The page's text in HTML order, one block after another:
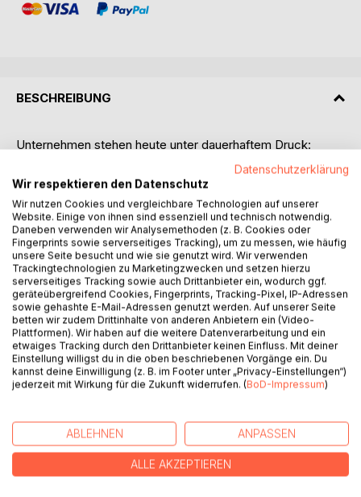
BESCHREIBUNG
Unternehmen stehen heute unter dauerhaftem Druck:
steigende Anforderungen, komplexe Entscheidungen und
eine Arbeitswelt, die sich permanent verändert.
Was in solchen Situationen den Unterschied macht, ist
nicht allein die Ausrichtung auf Strategien, sondern die
Fähigkeit, auch unter Belastung handlungsfähig zu bleiben,
klar zu führen und als Organisation stabil zu arbeiten.
Dieses Buch zeigt, wie Resilienz im Unternehmenskontext
konkret umgesetzt werden kann.
Es verbindet fundierte Erkenntnisse mit Erfahrungen aus
der Führungspraxis und zeigt, an welchen Stellen
Unternehmen gezielt ansetzen können, um Führung,
Zusammenarbeit und Strukturen wirksam
weiterzuentwickeln - mit klaren, direkt umsetzbaren
Impulsen für den Arbeitsalltag.
gestaltet werden, dass sie auch in anspruchsvollen Phasen
tragen.
Ein Buch für Unternehmer, Führungskräfte und Entscheider,
Datenschutzerklärung
Wir respektieren den Datenschutz
Wir nutzen Cookies und vergleichbare Technologien auf unserer
Website. Einige von ihnen sind essenziell und technisch notwendig.
Daneben verwenden wir Analysemethoden (z. B. Cookies oder
Fingerprints sowie serverseitiges Tracking), um zu messen, wie häufig
unsere Seite besucht und wie sie genutzt wird. Wir verwenden
Trackingtechnologien zu Marketingzwecken und setzen hierzu
serverseitiges Tracking sowie auch Drittanbieter ein, wodurch ggf.
geräteübergreifend Cookies, Fingerprints, Tracking-Pixel, IP-Adressen
sowie gehashte E-Mail-Adressen genutzt werden. Auf unserer Seite
betten wir zudem Drittinhalte von anderen Anbietern ein (Video-
Plattformen). Wir haben auf die weitere Datenverarbeitung und ein
etwaiges Tracking durch den Drittanbieter keinen Einfluss. Mit deiner
Einstellung willigst du in die oben beschriebenen Vorgänge ein. Du
kannst deine Einwilligung (z. B. im Footer unter „Privacy-Einstellungen“)
jederzeit mit Wirkung für die Zukunft widerrufen. (BoD-Impressum)
ABLEHNEN ANPASSEN
ALLE AKZEPTIEREN